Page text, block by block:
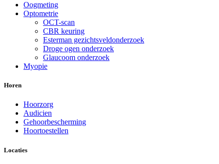
Oogmeting
Optometrie
OCT-scan
CBR keuring
Esterman gezichtsveldonderzoek
Droge ogen onderzoek
Glaucoom onderzoek
Myopie
Horen
Hoorzorg
Audicien
Gehoorbescherming
Hoortoestellen
Locaties